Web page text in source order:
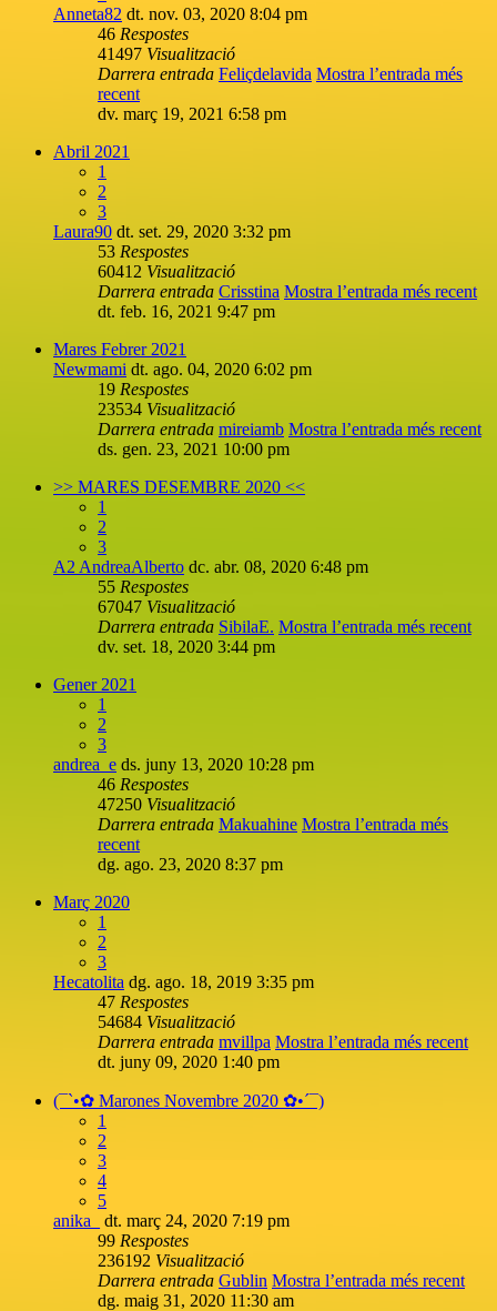
Anneta82 dt. nov. 03, 2020 8:04 pm
46 Respostes
41497 Visualització
Darrera entrada Feliçdelavida Mostra l’entrada més
recent
dv. març 19, 2021 6:58 pm
Abril 2021
1
2
3
Laura90 dt. set. 29, 2020 3:32 pm
53 Respostes
60412 Visualització
Darrera entrada Crisstina Mostra l’entrada més recent
dt. feb. 16, 2021 9:47 pm
Mares Febrer 2021
Newmami dt. ago. 04, 2020 6:02 pm
19 Respostes
23534 Visualització
Darrera entrada mireiamb Mostra l’entrada més recent
ds. gen. 23, 2021 10:00 pm
>> MARES DESEMBRE 2020 <<
1
2
3
A2 AndreaAlberto dc. abr. 08, 2020 6:48 pm
55 Respostes
67047 Visualització
Darrera entrada SibilaE. Mostra l’entrada més recent
dv. set. 18, 2020 3:44 pm
Gener 2021
1
2
3
andrea_e ds. juny 13, 2020 10:28 pm
46 Respostes
47250 Visualització
Darrera entrada Makuahine Mostra l’entrada més
recent
dg. ago. 23, 2020 8:37 pm
Març 2020
1
2
3
Hecatolita dg. ago. 18, 2019 3:35 pm
47 Respostes
54684 Visualització
Darrera entrada mvillpa Mostra l’entrada més recent
dt. juny 09, 2020 1:40 pm
(¯`•✿ Marones Novembre 2020 ✿•´¯)
1
2
3
4
5
anika_
dt. març 24, 2020 7:19 pm
99 Respostes
236192 Visualització
Darrera entrada Gublin Mostra l’entrada més recent
dg. maig 31, 2020 11:30 am